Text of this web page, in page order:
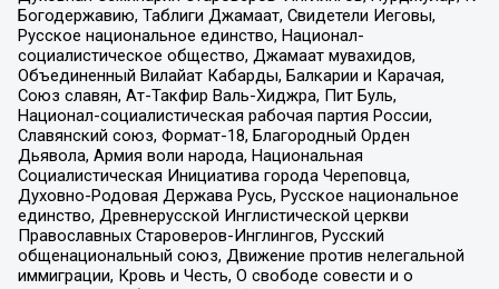
Богодержавию, Таблиги Джамаат, Свидетели Иеговы,
Русское национальное единство, Национал-
социалистическое общество, Джамаат мувахидов,
Объединенный Вилайат Кабарды, Балкарии и Карачая,
Союз славян, Ат-Такфир Валь-Хиджра, Пит Буль,
Национал-социалистическая рабочая партия России,
Славянский союз, Формат-18, Благородный Орден
Дьявола, Армия воли народа, Национальная
Социалистическая Инициатива города Череповца,
Духовно-Родовая Держава Русь, Русское национальное
единство, Древнерусской Инглистической церкви
Православных Староверов-Инглингов, Русский
общенациональный союз, Движение против нелегальной
иммиграции, Кровь и Честь, О свободе совести и о